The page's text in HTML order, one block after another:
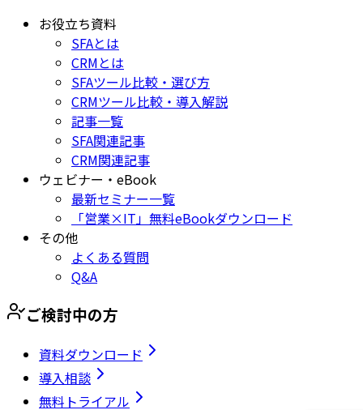
お役立ち資料
SFAとは
CRMとは
SFAツール比較・選び方
CRMツール比較・導入解説
記事一覧
SFA関連記事
CRM関連記事
ウェビナー・eBook
最新セミナー一覧
「営業×IT」無料eBookダウンロード
その他
よくある質問
Q&A
ご検討中の方
資料ダウンロード
導入相談
無料トライアル